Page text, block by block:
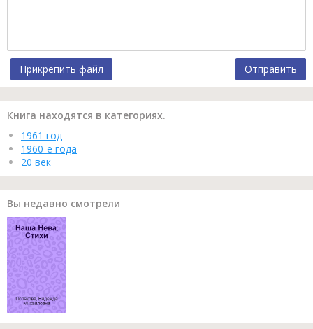
Прикрепить файл Отправить
Книга находятся в категориях.
1961 год
1960-е года
20 век
Вы недавно смотрели